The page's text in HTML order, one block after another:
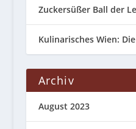
Zuckersüßer Ball der
Kulinarisches Wien:
Archiv
August 2023